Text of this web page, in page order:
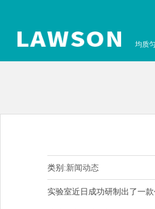
均质
类别:新闻动态
实验室近日成功研制出了一